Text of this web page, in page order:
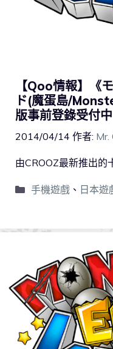
【Qoo情報】《
ド(魔蛋島/
版事前登錄受付中
2014/04/14 作者: Mr.
由CROOZ最新推出的
手機遊戲、 日本遊